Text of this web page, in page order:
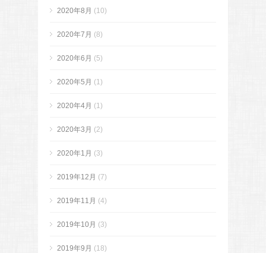
2020年8月 (10)
2020年7月 (8)
2020年6月 (5)
2020年5月 (1)
2020年4月 (1)
2020年3月 (2)
2020年1月 (3)
2019年12月 (7)
2019年11月 (4)
2019年10月 (3)
2019年9月 (18)